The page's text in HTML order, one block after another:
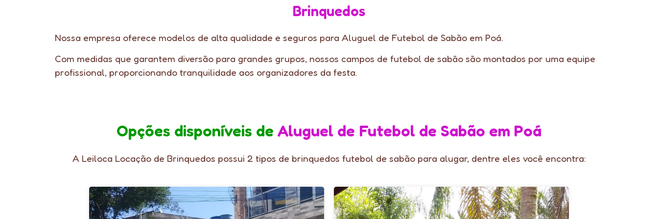
Brinquedos
Nossa empresa oferece modelos de alta qualidade e seguros para Aluguel de Futebol de Sabão em Poá.
Com medidas que garantem diversão para grandes grupos, nossos campos de futebol de sabão são montados por uma equipe
profissional, proporcionando tranquilidade aos organizadores da festa.
Opções disponíveis de Aluguel de Futebol de Sabão em Poá
A Leiloca Locação de Brinquedos possui 2 tipos de brinquedos futebol de sabão para alugar, dentre eles você encontra: